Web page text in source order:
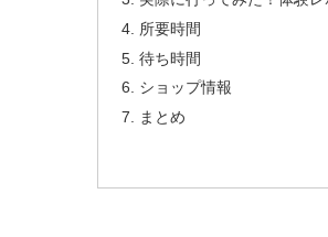
所要時間
待ち時間
ショップ情報
まとめ